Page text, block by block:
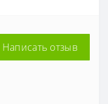
Написать отзыв